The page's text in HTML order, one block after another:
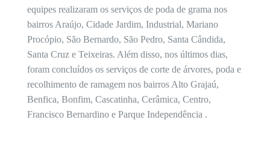
equipes realizaram os serviços de poda de grama nos
bairros Araújo, Cidade Jardim, Industrial, Mariano
Procópio, São Bernardo, São Pedro, Santa Cândida,
Santa Cruz e Teixeiras. Além disso, nos últimos dias,
foram concluídos os serviços de corte de árvores, poda e
recolhimento de ramagem nos bairros Alto Grajaú,
Benfica, Bonfim, Cascatinha, Cerâmica, Centro,
Francisco Bernardino e Parque Independência .